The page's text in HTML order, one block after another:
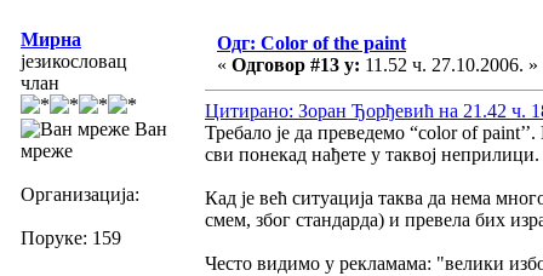
Мирна
језикословац
члан
Ван
мреже
Организација:
Поруке: 159
Одг: Color of the paint
« Одговор #13 у: 11.52 ч. 27.10.2006. »
Цитирано: Зоран Ђорђевић на 21.42 ч.
Требало је да преведемо “color of
сви понекад нађете у таквој неприлици.
Кад је већ ситуација таква да нема
смем, због стандарда) и превела бих
Често видимо у рекламама: "велики